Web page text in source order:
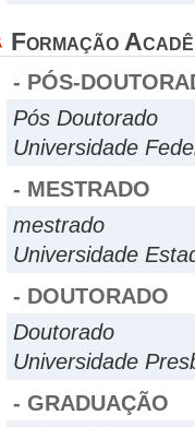
Formação
- PÓS-
Pós Doutorado
Universidade
- MESTRADO
mestrado
Universidade
- DOUTORADO
Doutorado
Universidade
- GRADUAÇÃO